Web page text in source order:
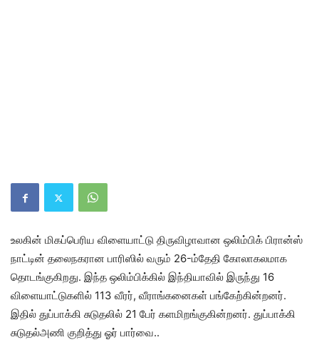
உலகின் மிகப்பெரிய விளையாட்டு திருவிழாவான ஒலிம்பிக் பிரான்ஸ்
நாட்டின் தலைநகரான பாரிஸில் வரும் 26-ம்தேதி கோலாகலமாக
தொடங்குகிறது. இந்த ஒலிம்பிக்கில் இந்தியாவில் இருந்து 16
விளையாட்டுகளில் 113 வீரர், வீராங்கனைகள் பங்கேற்கின்றனர்.
இதில் துப்பாக்கி சுடுதலில் 21 பேர் களமிறங்குகின்றனர். துப்பாக்கி
சுடுதல்அணி குறித்து ஓர் பார்வை..